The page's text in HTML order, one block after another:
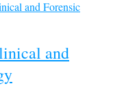
and